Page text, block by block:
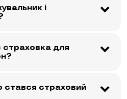
і
для
страховий